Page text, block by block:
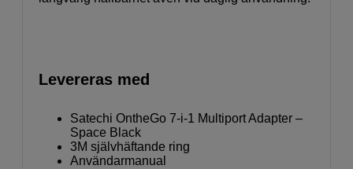
Levereras med
Satechi OntheGo 7-i-1 Multiport Adapter –
Space Black
3M självhäftande ring
Användarmanual